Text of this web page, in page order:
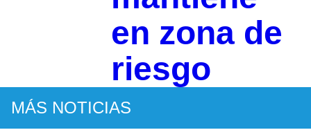
en zona de
riesgo
MÁS NOTICIAS